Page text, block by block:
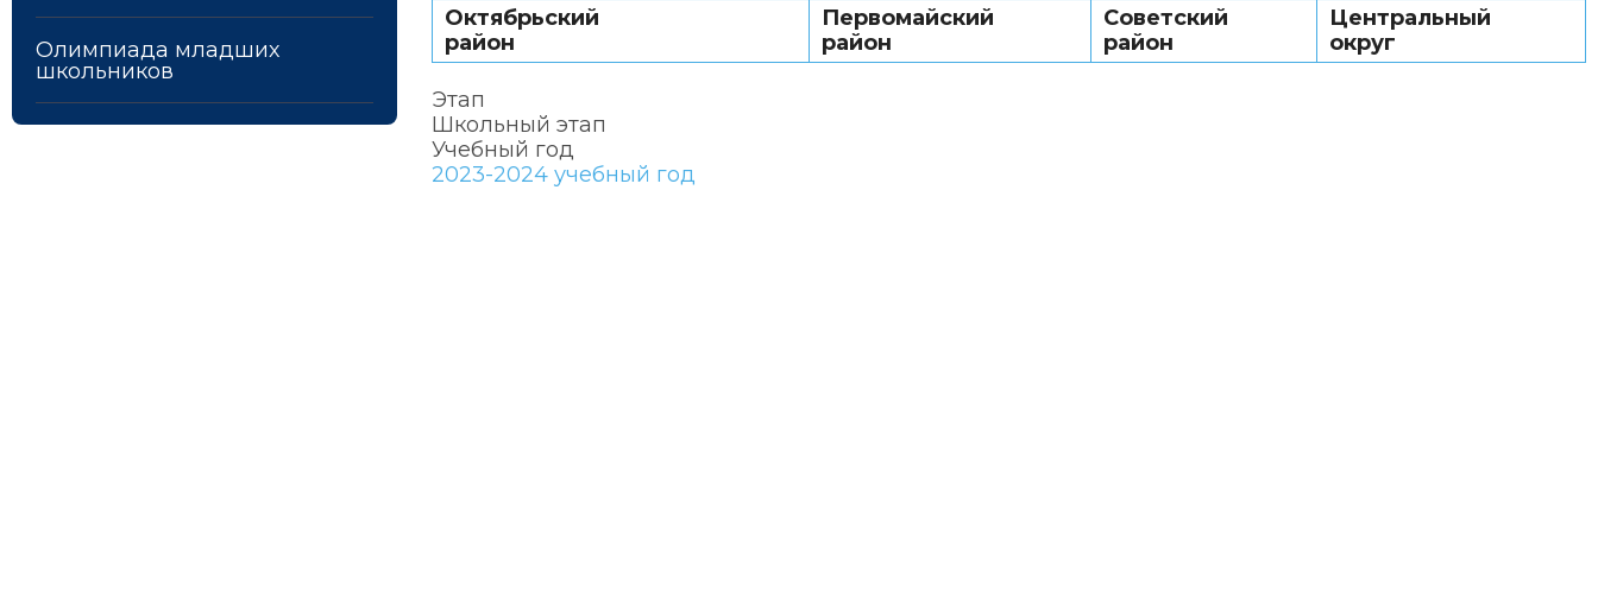
Октябрьский
район
Первомайский
район
Советский
район
Центральный
округ
Этап
Школьный этап
Учебный год
2023-2024 учебный год
Олимпиада младших
школьников